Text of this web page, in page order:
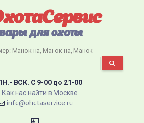
для охоты
Манок на Манок на Манок
ВСК. C 9-00 до 21-00
Как нас найти в Москве
info@ohotaservice.ru